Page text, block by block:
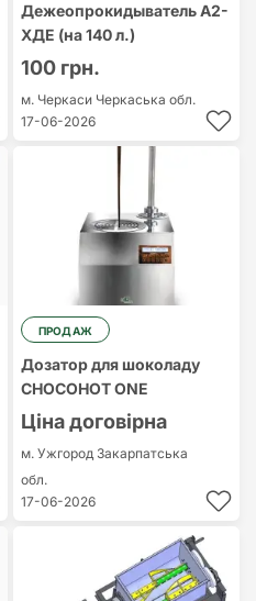
Дежеопрокидыватель А2-
ХДЕ (на 140 л.)
100 грн.
м. Черкаси Черкаська обл.
17-06-2026
ПРОДАЖ
Дозатор для шоколаду
CHOCOHOT ONE
Ціна договірна
м. Ужгород Закарпатська
обл.
17-06-2026